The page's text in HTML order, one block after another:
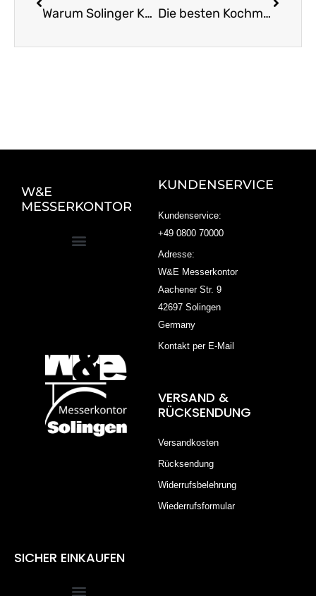
Warum Solinger Küchenmesser die erste Wahl sind Die besten Kochmesser aus Solingen entdecken
W&E
MESSERKONTOR
KUNDENSERVICE
Kundenservice:
+49 0800 70000
Adresse:
W&E Messerkontor
Aachener Str. 9
42697 Solingen
Germany
Kontakt per E-Mail
VERSAND &
RÜCKSENDUNG
Versandkosten
Rücksendung
Widerrufsbelehrung
Wiederrufsformular
SICHER EINKAUFEN